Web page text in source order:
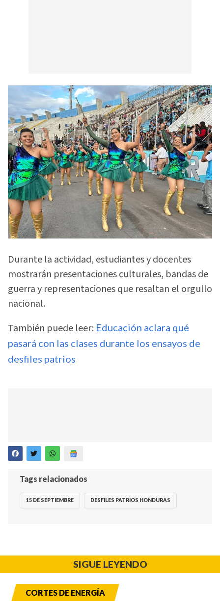
Durante la actividad, estudiantes y docentes
mostrarán presentaciones culturales, bandas de
guerra y representaciones que resaltan el orgullo
nacional.
También puede leer: Educación aclara qué
pasará con las clases durante los ensayos de
desfiles patrios
Tags relacionados
15 DE SEPTIEMBRE DESFILES PATRIOS HONDURAS
SIGUE LEYENDO
CORTES DE ENERGÍA